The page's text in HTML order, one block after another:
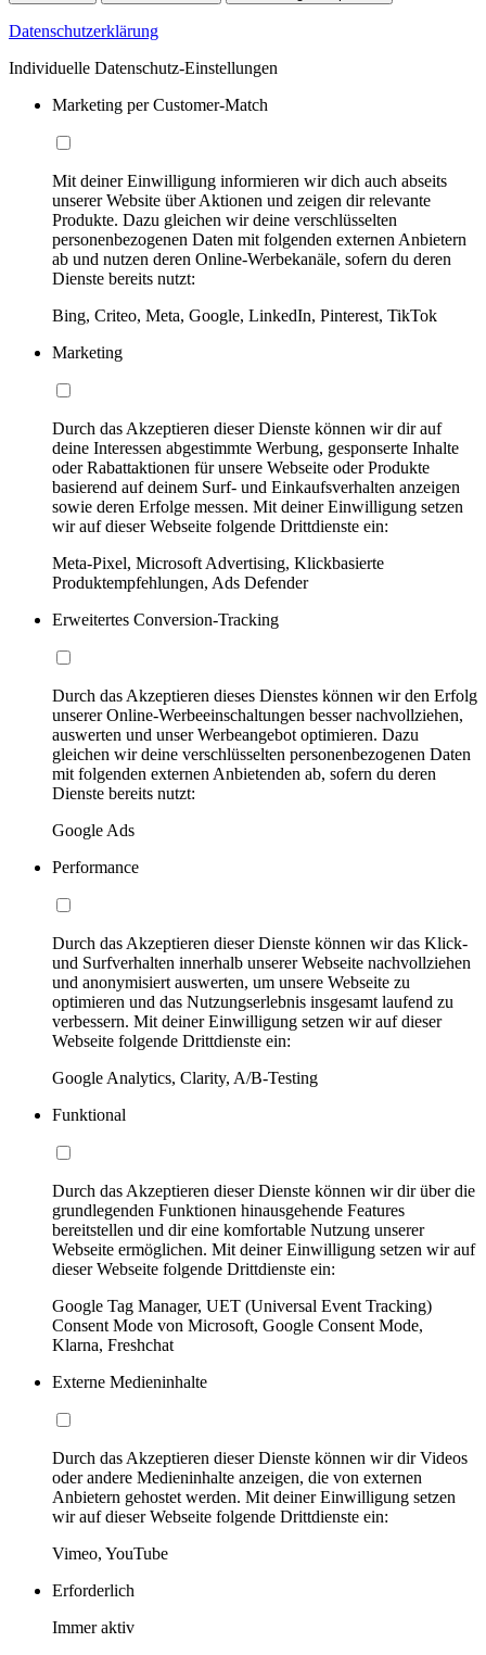
Datenschutzerklärung
Individuelle Datenschutz-Einstellungen
Marketing per Customer-Match
Mit deiner Einwilligung informieren wir dich auch abseits
unserer Website über Aktionen und zeigen dir relevante
Produkte. Dazu gleichen wir deine verschlüsselten
personenbezogenen Daten mit folgenden externen Anbietern
ab und nutzen deren Online-Werbekanäle, sofern du deren
Dienste bereits nutzt:
Bing, Criteo, Meta, Google, LinkedIn, Pinterest, TikTok
Marketing
Durch das Akzeptieren dieser Dienste können wir dir auf
deine Interessen abgestimmte Werbung, gesponserte Inhalte
oder Rabattaktionen für unsere Webseite oder Produkte
basierend auf deinem Surf- und Einkaufsverhalten anzeigen
sowie deren Erfolge messen. Mit deiner Einwilligung setzen
wir auf dieser Webseite folgende Drittdienste ein:
Meta-Pixel, Microsoft Advertising, Klickbasierte
Produktempfehlungen, Ads Defender
Erweitertes Conversion-Tracking
Durch das Akzeptieren dieses Dienstes können wir den Erfolg
unserer Online-Werbeeinschaltungen besser nachvollziehen,
auswerten und unser Werbeangebot optimieren. Dazu
gleichen wir deine verschlüsselten personenbezogenen Daten
mit folgenden externen Anbietenden ab, sofern du deren
Dienste bereits nutzt:
Google Ads
Performance
Durch das Akzeptieren dieser Dienste können wir das Klick-
und Surfverhalten innerhalb unserer Webseite nachvollziehen
und anonymisiert auswerten, um unsere Webseite zu
optimieren und das Nutzungserlebnis insgesamt laufend zu
verbessern. Mit deiner Einwilligung setzen wir auf dieser
Webseite folgende Drittdienste ein:
Google Analytics, Clarity, A/B-Testing
Funktional
Durch das Akzeptieren dieser Dienste können wir dir über die
grundlegenden Funktionen hinausgehende Features
bereitstellen und dir eine komfortable Nutzung unserer
Webseite ermöglichen. Mit deiner Einwilligung setzen wir auf
dieser Webseite folgende Drittdienste ein:
Google Tag Manager, UET (Universal Event Tracking)
Consent Mode von Microsoft, Google Consent Mode,
Klarna, Freshchat
Externe Medieninhalte
Durch das Akzeptieren dieser Dienste können wir dir Videos
oder andere Medieninhalte anzeigen, die von externen
Anbietern gehostet werden. Mit deiner Einwilligung setzen
wir auf dieser Webseite folgende Drittdienste ein:
Vimeo, YouTube
Erforderlich
Immer aktiv